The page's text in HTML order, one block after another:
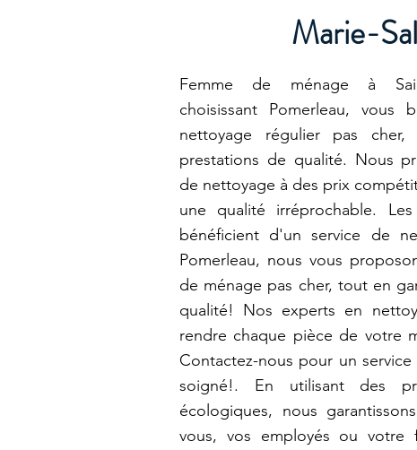
Marie-
Femme de ménage à
choisissant Pomerleau, vous
nettoyage régulier pas
prestations de qualité. Nous
de nettoyage à des prix
une qualité irréprochable.
bénéficient d'un service de
Pomerleau, nous vous
de ménage pas cher, tout en
qualité! Nos experts en
rendre chaque pièce de votre
Contactez-nous pour un
soigné!. En utilisant des
écologiques, nous
vous, vos employés ou votre